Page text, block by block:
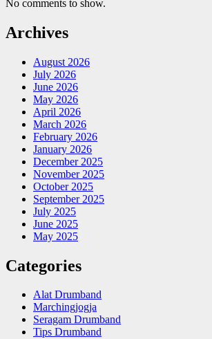
No comments to show.
Archives
August 2026
July 2026
June 2026
May 2026
April 2026
March 2026
February 2026
January 2026
December 2025
November 2025
October 2025
September 2025
July 2025
June 2025
May 2025
Categories
Alat Drumband
Marchingjogja
Seragam Drumband
Tips Drumband